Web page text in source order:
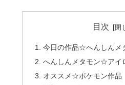
目次
今日の作品☆へんしん
へんしんメタモン☆アイ
オススメ☆ポケモン作品